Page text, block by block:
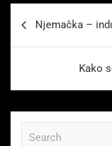
Njemačka –
Kako